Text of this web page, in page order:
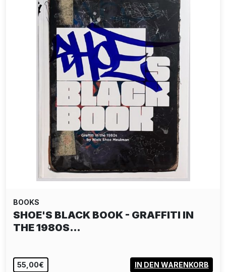
BOOKS
SHOE'S BLACK BOOK - GRAFFITI IN
THE 1980S…
55,00€ IN DEN WARENKORB